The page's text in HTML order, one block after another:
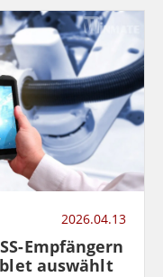
2026.04.13
Empfängern
auswählt